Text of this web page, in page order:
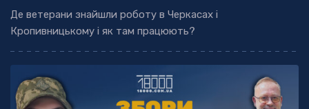
Де ветерани знайшли роботу в Черкасах і
Кропивницькому і як там працюють?